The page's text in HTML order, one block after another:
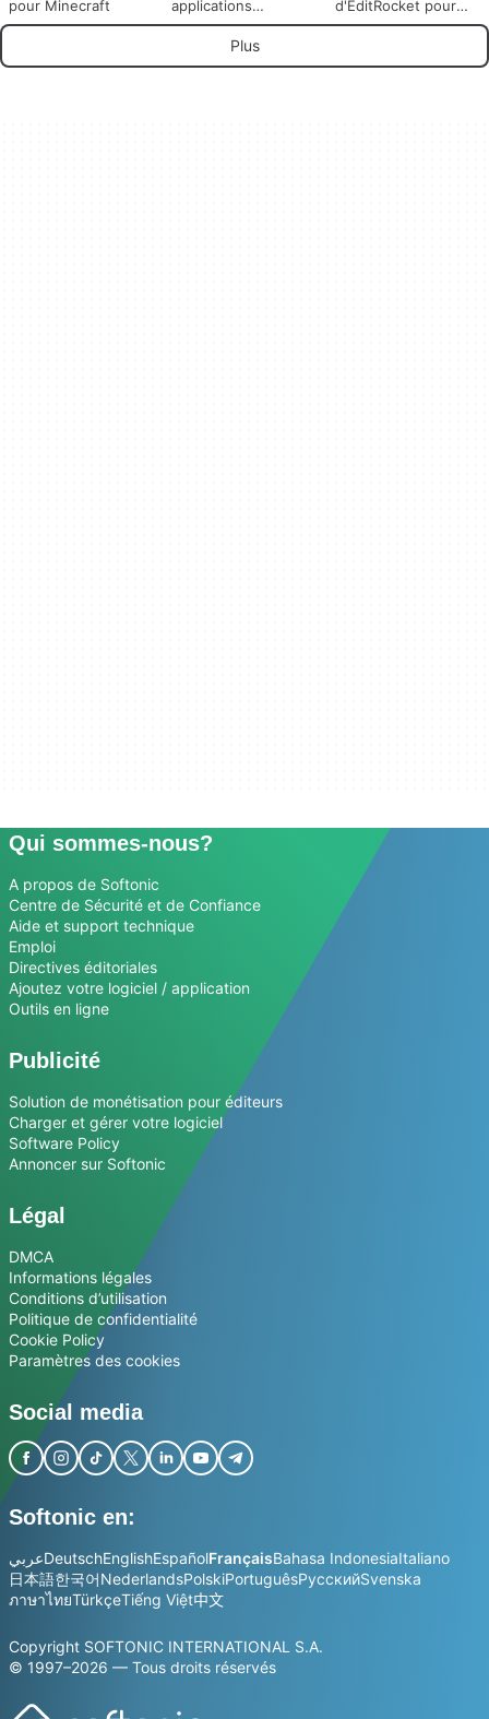
pour Minecraft
applications
scriptables
d'EditRocket pour
Mac
Plus
Qui sommes-nous?
A propos de Softonic
Centre de Sécurité et de Confiance
Aide et support technique
Emploi
Directives éditoriales
Ajoutez votre logiciel / application
Outils en ligne
Publicité
Solution de monétisation pour éditeurs
Charger et gérer votre logiciel
Software Policy
Annoncer sur Softonic
Légal
DMCA
Informations légales
Conditions d’utilisation
Politique de confidentialité
Cookie Policy
Paramètres des cookies
Social media
Softonic en:
عربيDeutschEnglishEspañolFrançaisBahasa IndonesiaItaliano
日本語한국어NederlandsPolskiPortuguêsРусскийSvenska
ภาษาไทยTürkçeTiếng Việt中文
Copyright SOFTONIC INTERNATIONAL S.A.
© 1997–2026 — Tous droits réservés